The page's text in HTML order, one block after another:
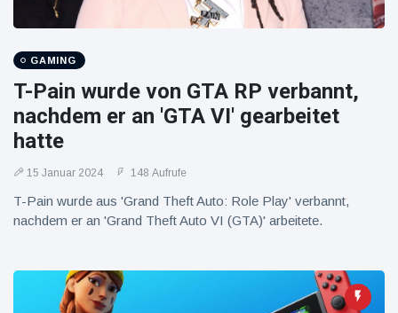
GAMING
T-Pain wurde von GTA RP verbannt,
nachdem er an 'GTA VI' gearbeitet
hatte
15 Januar 2024 148 Aufrufe
T-Pain wurde aus 'Grand Theft Auto: Role Play' verbannt,
nachdem er an 'Grand Theft Auto VI (GTA)' arbeitete.